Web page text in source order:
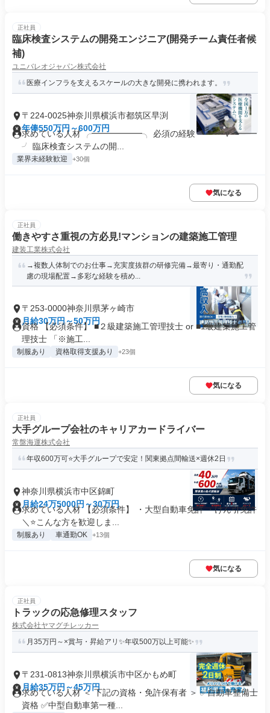
正社員
臨床検査システムの開発エンジニア(開発チーム責任者候
補)
ユニバレオジャパン株式会社
医療インフラを支えるスケールの大きな開発に携われます。
〒224-0025神奈川県横浜市都筑区早渕
年俸550万円～600万円
求めている人材 ╭━━━━━━╮ 必須の経験 ╰━━ｖ━━━
╯ 臨床検査システムの開...
業界未経験歓迎 +30個
気になる
正社員
働きやすさ重視の方必見!マンションの建築施工管理
建装工業株式会社
→複数人体制でのお仕事→充実度抜群の研修完備→最寄り・通勤配
慮の現場配置→多彩な経験を積め...
〒253-0000神奈川県茅ヶ崎市
月給30万円～50万円
資格 【必須条件】 ■２級建築施工管理技士 or ■1級建築施工管
理技士 「※施工...
制服あり 資格取得支援あり +23個
気になる
正社員
大手グループ会社のキャリアカードライバー
常盤海運株式会社
年収600万可⭐大手グループで安定！関東拠点間輸送×週休2日
神奈川県横浜市中区錦町
月給24万5000円～30万円
求めている人材 【必須条件】 ・大型自動車免許 ・けん引免許
＼⭐こんな方を歓迎しま...
制服あり 車通勤OK +13個
気になる
正社員
トラックの応急修理スタッフ
株式会社ヤマグチレッカー
月35万円～×賞与・昇給アリ✨年収500万以上可能✨
〒231-0813神奈川県横浜市中区かもめ町
月給35万円～45万円
求めている人材 ＜ 下記の資格・免許保有者 ＞ ✅自動車整備士
資格 ✅中型自動車第一種...